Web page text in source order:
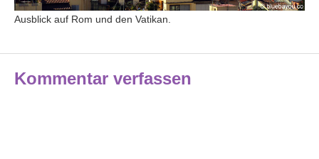
Ausblick auf Rom und den Vatikan.
Kommentar verfassen